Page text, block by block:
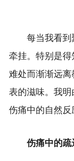
每当我看到
牵挂。特别是
难处而渐渐远
表的滋味。我
伤痛中的自然反
伤痛中的疏